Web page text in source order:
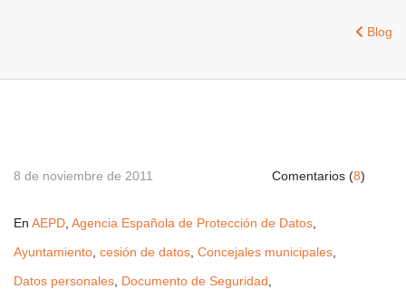
Blog
8 de noviembre de 2011 Comentarios (8)
En AEPD Agencia Española de Protección de Datos
Ayuntamiento cesión de datos Concejales municipales
Datos personales Documento de Seguridad